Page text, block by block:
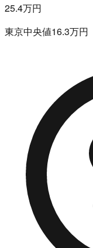
25.4万円
東京中央値16.3万円